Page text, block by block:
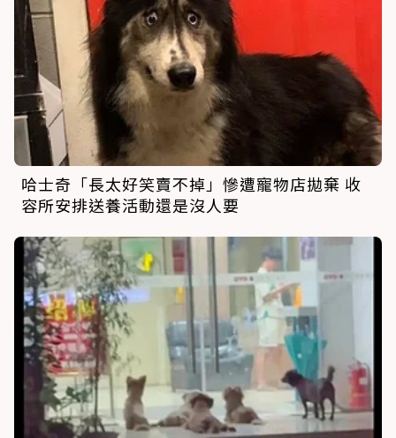
哈士奇「長太好笑賣不掉」慘遭寵物店拋棄 收
容所安排送養活動還是沒人要